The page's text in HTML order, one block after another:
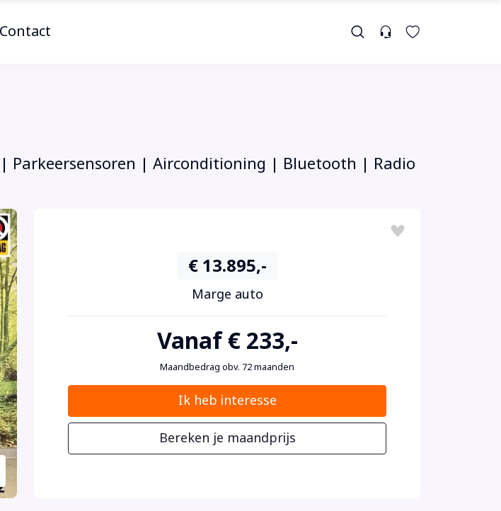
Contact
Parkeersensoren | Airconditioning | Bluetooth | Radio
€ 13.895,-
Marge auto
Vanaf € 233,-
Maandbedrag obv. 72 maanden
Ik heb interesse
Bereken je maandprijs